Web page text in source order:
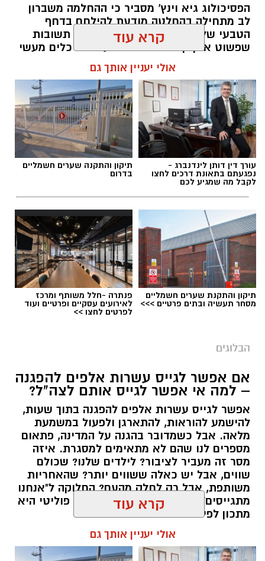
הפסיכולוג גיא וינץ' מסביר כי ההחלמה משברון
לב מתחילה בהחלטה מודעת להילחם בדחף
הטבעי שלנו לייפות את העבר ולחפש תשובות
שפשוט אינן קיימות. הוא מציע ארגז כלים מעשי
שיעזור לנו, בהדרגה, להשתחרר מהכאב ולהמשיך
הלב שלנו אולי נשבר לפעמים, אבל אנחנו לא
חייבים להישבר יחד איתו.
מערכת האתר / 09:04 23.07.26
תגים:טד
יש לכם מידע חשוב שטרם נחשף? צילומים מאירוע
חדשותי? מצאתם טעות בכתבה? נשמח שתשתפו
אותנו
קרא עוד
אולי יעניין אותך גם
עורך דין דותן לינדנברג -
נפגעתם בתאונת דרכים לחצו
לקבל מה שמגיע לכם
תיקון והתקנה שערים חשמליים
בדרום
תיקון והתקנת שערים חשמליים
מסחר תעשיה ובתים פרטיים >>>
פנתרה -חלל משותף ומרכז
לאירועים עסקיים ופרטיים ועוד
לפרטים לחצו >>
הבלוגים
אם אפשר לגייס עשרות אלפים להפגנה
– למה אי אפשר לגייס אותם לצה"ל?
אפשר לגייס עשרות אלפים להפגנה בתוך שעות,
להישמע להוראות, להתארגן ולפעול במשמעת
מלאה. אבל כשמדובר בהגנה על המדינה, פתאום
מספרים לנו שהם לא מתאימים למסגרת. איזה
מסר זה מעביר לציבור? לילדים שלנו? שכולם
שווים, אבל יש כאלה ששווים יותר? שהאחריות
משותפת, אבל רק לחלק מהעם? החלוקה ל"אנחנו
מתגייסים" ו"הם לא" היא לא רק ויכוח פוליטי היא
מתכון לפילוג שמפורר אותנו מבפנים.
קרא עוד
אולי יעניין אותך גם